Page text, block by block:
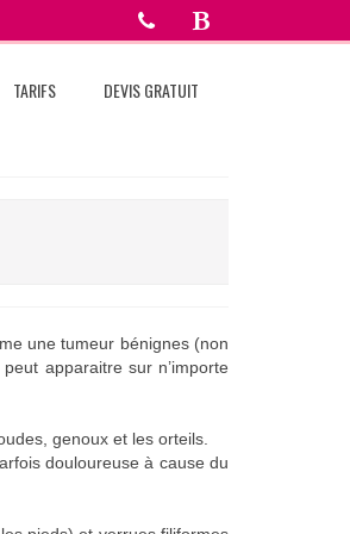
TARIFS
DEVIS GRATUIT
une tumeur bénignes (non
apparaitre sur n’importe
genoux et les orteils.
douloureuse à cause du